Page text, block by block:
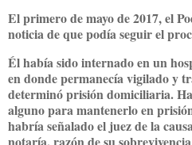
El primero de mayo de 2017, el
noticia de que podía seguir el
Él había sido internado en un
en donde permanecía vigilado y
determinó prisión domiciliaria.
alguno para mantenerlo en
habría señalado el juez de la
notaría, razón de su